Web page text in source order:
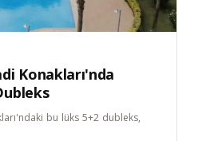
Konakları'nda
bu lüks 5+2 dubleks,